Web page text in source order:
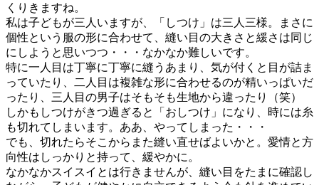
くりきますね。
私は子どもが三人いますが、「しつけ」は三人三様。まさに
個性という服の形に合わせて、縫い目の大きさと緩さは同じ
にしようと思いつつ・・・なかなか難しいです。
特に一人目は丁寧に丁寧に縫うあまり、気が付くと目が詰ま
っていたり、二人目は複雑な形に合わせるのが精いっぱいだ
ったり、三人目の男子はそもそも生地から違ったり（笑）
しかもしつけがきつ過ぎると「おしつけ」になり、時には糸
も切れてしまいます。ああ、やってしまった・・・
でも、切れたらそこからまた縫い直せばよいかと。愛情と方
向性はしっかりと持って、緩やかに。
なかなかスイスイとは行きませんが、縫い目をたまに確認し